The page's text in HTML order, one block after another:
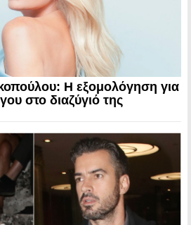
Η εξομολόγηση για
στο διαζύγιό της